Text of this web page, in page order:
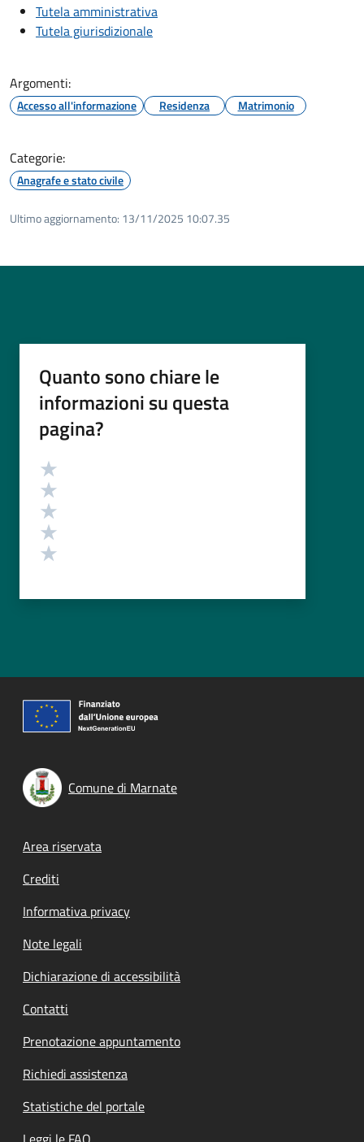
Tutela amministrativa
Tutela giurisdizionale
Argomenti:
Accesso all'informazione Residenza Matrimonio
Categorie:
Anagrafe e stato civile
Ultimo aggiornamento: 13/11/2025 10:07.35
Quanto sono chiare le
informazioni su questa
pagina?
Valutazione
Comune di Marnate
Footer menu
Area riservata
Crediti
Informativa privacy
Note legali
Dichiarazione di accessibilità
Contatti
Prenotazione appuntamento
Richiedi assistenza
Statistiche del portale